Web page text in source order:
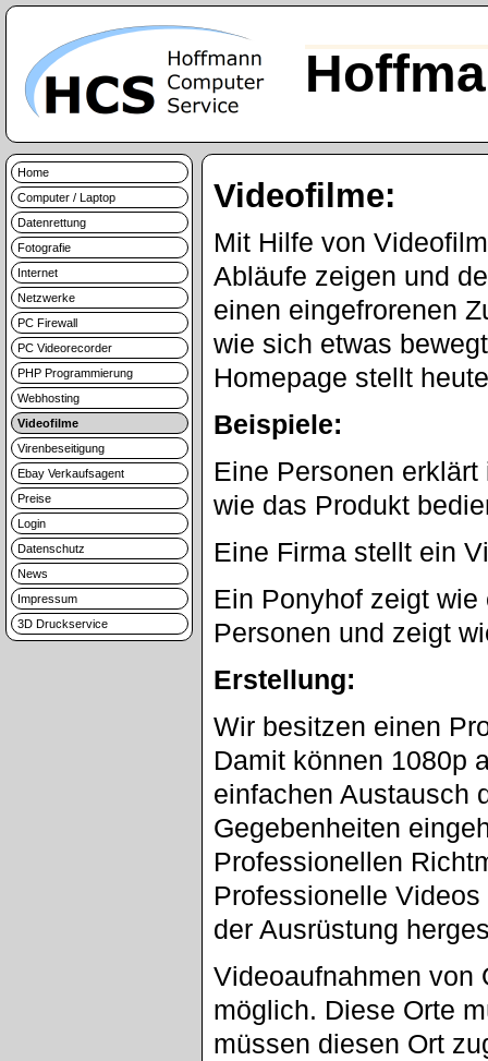
Home
Computer / Laptop
Datenrettung
Fotografie
Internet
Netzwerke
PC Firewall
PC Videorecorder
PHP Programmierung
Webhosting
Videofilme
Virenbeseitigung
Ebay Verkaufsagent
Preise
Login
Datenschutz
News
Impressum
3D Druckservice
Videofilme:
Mit Hilfe von
Abläufe zeigen und
einen eingefrorenen
wie sich etwas
Homepage stellt
Beispiele:
Eine Personen
wie das Produkt
Eine Firma stellt ein
Ein Ponyhof zeigt
Personen und zeigt
Erstellung:
Wir besitzen einen
Damit können 1080p
einfachen Austausch
Gegebenheiten
Professionellen
Professionelle
der Ausrüstung
Videoaufnahmen von
möglich. Diese Orte
müssen diesen Ort